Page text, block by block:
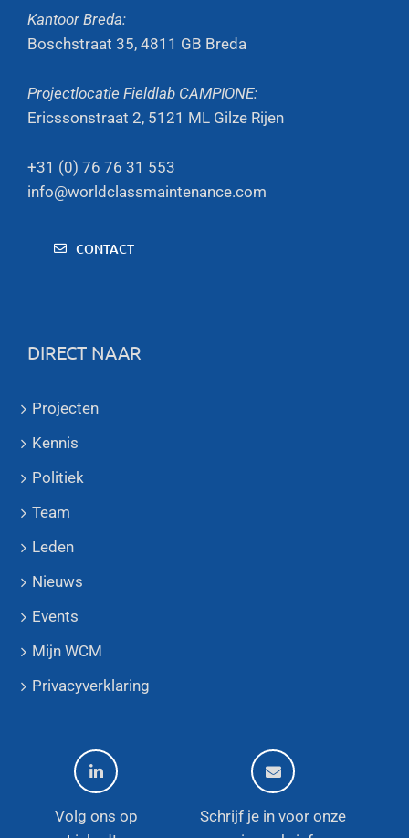
Kantoor Breda:
Boschstraat 35, 4811 GB Breda
Projectlocatie Fieldlab CAMPIONE:
Ericssonstraat 2, 5121 ML Gilze Rijen
+31 (0) 76 76 31 553
info@worldclassmaintenance.com
CONTACT
DIRECT NAAR
Projecten
Kennis
Politiek
Team
Leden
Nieuws
Events
Mijn WCM
Privacyverklaring
Volg ons op
Schrijf je in voor onze